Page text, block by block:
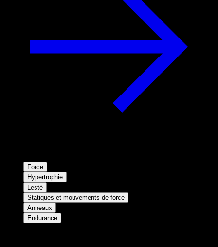
Force
Hypertrophie
Lesté
Statiques et mouvements de force
Anneaux
Endurance